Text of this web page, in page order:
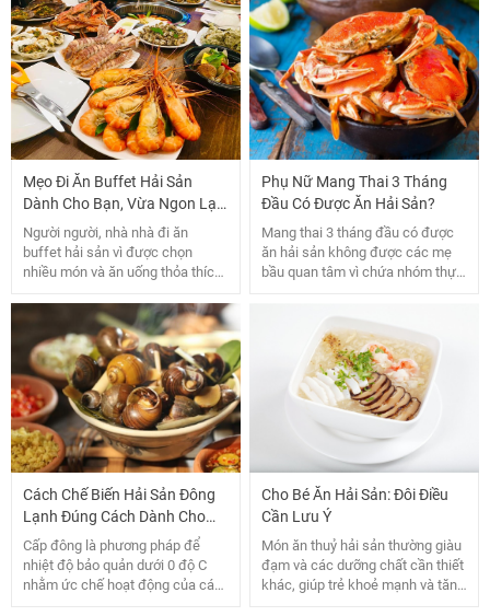
Mẹo Đi Ăn Buffet Hải Sản
Dành Cho Bạn, Vừa Ngon Lại
Không Sợ Lỗ
Người người, nhà nhà đi ăn
buffet hải sản vì được chọn
nhiều món và ăn uống thỏa thích.
không có bí quyết thì không bao
giờ ăn hết số tiền mình đã bỏ ra.
Dưới đây là kinh nghiệm đi ăn
buffet hải sản mời bạn theo dõi
nhé.
Phụ Nữ Mang Thai 3 Tháng
Đầu Có Được Ăn Hải Sản?
Mang thai 3 tháng đầu có được
ăn hải sản không được các mẹ
bầu quan tâm vì chứa nhóm thực
dị ứng. Bài viết này sẽ giúp mẹ
bầu trả lời được câu hỏi này cũng
những lời khuyên hữu ích khi ăn
hải sản.
Cách Chế Biến Hải Sản Đông
Lạnh Đúng Cách Dành Cho
Bạn
Cấp đông là phương pháp để
nhiệt độ bảo quản dưới 0 độ C
nhằm ức chế hoạt động của các
Cho Bé Ăn Hải Sản: Đôi Điều
Cần Lưu Ý
Món ăn thuỷ hải sản thường giàu
đạm và các dưỡng chất cần thiết
khác, giúp trẻ khoẻ mạnh và tăng